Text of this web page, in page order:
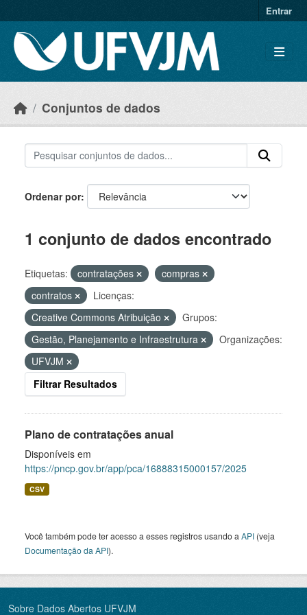
Entrar
Conjuntos de dados
Ordenar por
1 conjunto de dados encontrado
Etiquetas: contratações
compras
contratos
Licenças:
Creative Commons Atribuição
Grupos:
Gestão, Planejamento e Infraestrutura
Organizações:
UFVJM
Filtrar Resultados
Plano de contratações anual
Disponíveis em
https://pncp.gov.br/app/pca/16888315000157/2025
CSV
Você também pode ter acesso a esses registros usando a API (veja
Documentação da API).
Sobre Dados Abertos UFVJM